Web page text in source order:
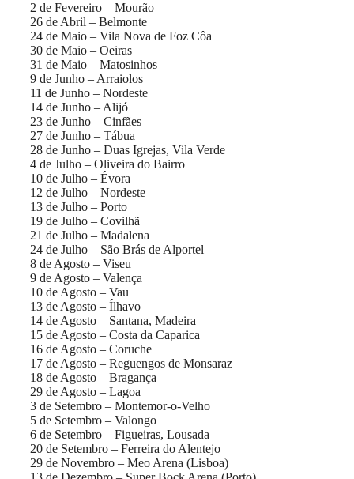
2 de Fevereiro – Mourão
26 de Abril – Belmonte
24 de Maio – Vila Nova de Foz Côa
30 de Maio – Oeiras
31 de Maio – Matosinhos
9 de Junho – Arraiolos
11 de Junho – Nordeste
14 de Junho – Alijó
23 de Junho – Cinfães
27 de Junho – Tábua
28 de Junho – Duas Igrejas, Vila Verde
4 de Julho – Oliveira do Bairro
10 de Julho – Évora
12 de Julho – Nordeste
13 de Julho – Porto
19 de Julho – Covilhã
21 de Julho – Madalena
24 de Julho – São Brás de Alportel
8 de Agosto – Viseu
9 de Agosto – Valença
10 de Agosto – Vau
13 de Agosto – Ílhavo
14 de Agosto – Santana, Madeira
15 de Agosto – Costa da Caparica
16 de Agosto – Coruche
17 de Agosto – Reguengos de Monsaraz
18 de Agosto – Bragança
29 de Agosto – Lagoa
3 de Setembro – Montemor-o-Velho
5 de Setembro – Valongo
6 de Setembro – Figueiras, Lousada
20 de Setembro – Ferreira do Alentejo
29 de Novembro – Meo Arena (Lisboa)